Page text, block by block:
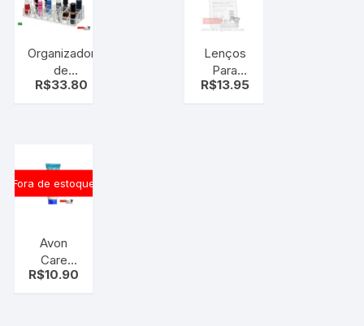
Organizador
de
Cosméticos
baton
R$33.80
Lenços
Para
Depilação
R$13.95
Fora de estoque
Avon
Care
Silicone
R$10.90